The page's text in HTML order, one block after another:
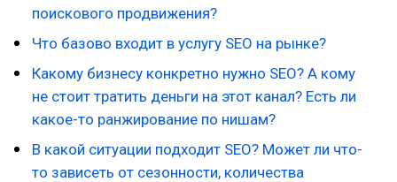
поискового продвижения?
Что базово входит в услугу SEO на рынке?
Какому бизнесу конкретно нужно SEO? А кому
не стоит тратить деньги на этот канал? Есть ли
какое-то ранжирование по нишам?
В какой ситуации подходит SEO? Может ли что-
то зависеть от сезонности, количества